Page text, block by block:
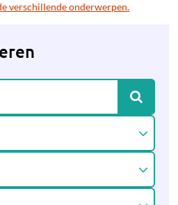
verschillende onderwerpen.